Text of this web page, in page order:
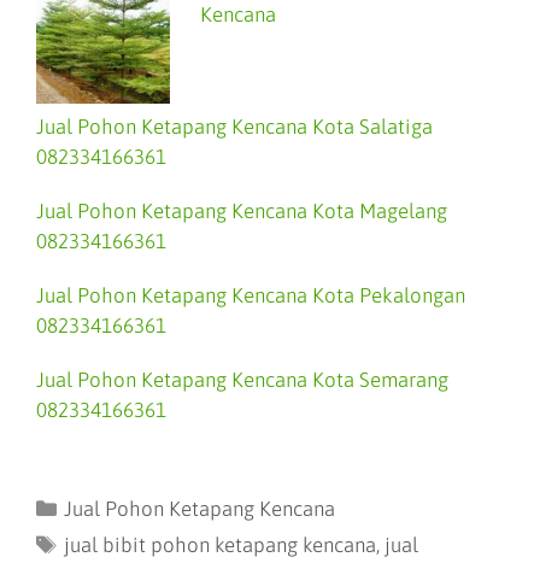
Kencana
Jual Pohon Ketapang Kencana Kota Salatiga
082334166361
Jual Pohon Ketapang Kencana Kota Magelang
082334166361
Jual Pohon Ketapang Kencana Kota Pekalongan
082334166361
Jual Pohon Ketapang Kencana Kota Semarang
082334166361
Jual Pohon Ketapang Kencana
jual bibit pohon ketapang kencana, jual